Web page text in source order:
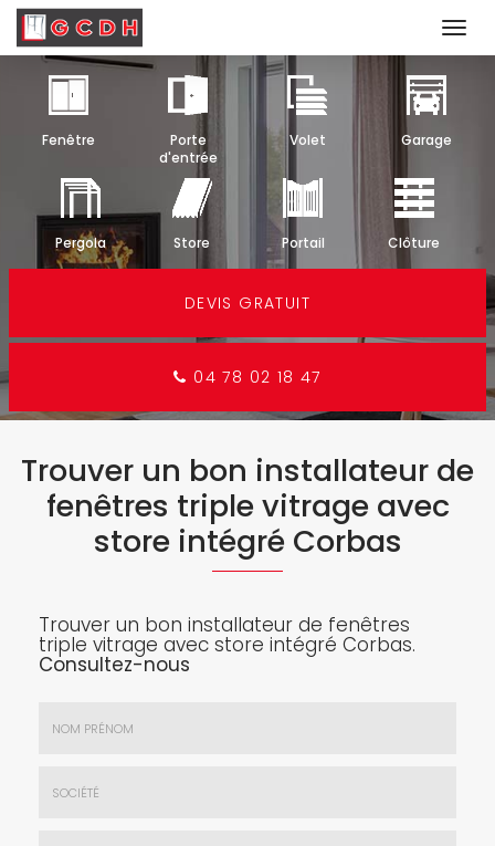
contenu
Fenêtre
Porte
d'entrée
Volet Garage
Pergola Store Portail Clôture
DEVIS GRATUIT
04 78 02 18 47
Trouver un bon installateur de
fenêtres triple vitrage avec
store intégré Corbas
Trouver un bon installateur de fenêtres
triple vitrage avec store intégré Corbas.
Consultez-nous